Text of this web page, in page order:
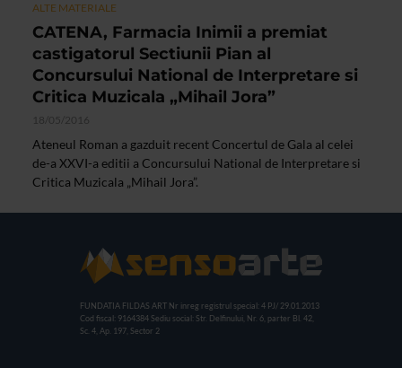
ALTE MATERIALE
CATENA, Farmacia Inimii a premiat
castigatorul Sectiunii Pian al
Concursului National de Interpretare si
Critica Muzicala „Mihail Jora”
18/05/2016
Ateneul Roman a gazduit recent Concertul de Gala al celei
de-a XXVI-a editii a Concursului National de Interpretare si
Critica Muzicala „Mihail Jora”.
FUNDATIA FILDAS ART Nr inreg registrul special: 4 PJ/ 29.01.2013
Cod fiscal: 9164384 Sediu social: Str. Delfinului, Nr. 6, parter Bl. 42,
Sc. 4, Ap. 197, Sector 2